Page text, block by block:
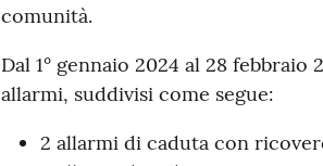
comunità.
Dal 1° gennaio 2024 al 28
allarmi, suddivisi come segue:
2 allarmi di caduta con